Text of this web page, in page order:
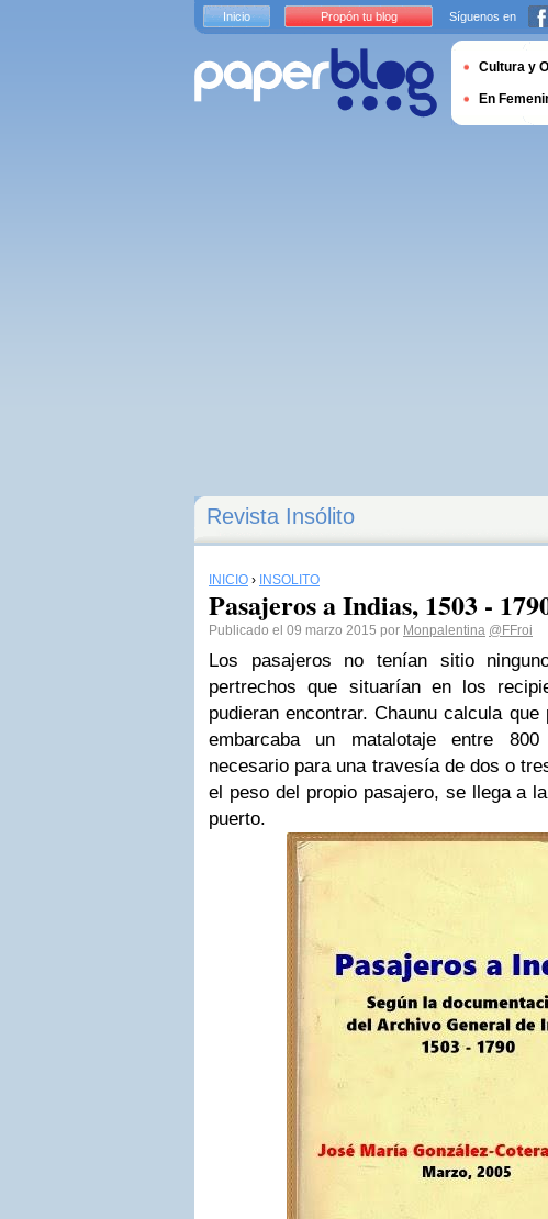
Revista Insólito
INICIO › INSÓLITO
Pasajeros a Indias, 1503 -
Publicado el 09 marzo 2015 por Monpalentina @FFroi
Los pasajeros no tenían sitio
pertrechos que situarían en los
pudieran encontrar. Chaunu calcula
embarcaba un matalotaje entre
necesario para una travesía de dos o
el peso del propio pasajero, se llega a
puerto.
Inicio Propón tu blog Síguenos en
Cultura y
En